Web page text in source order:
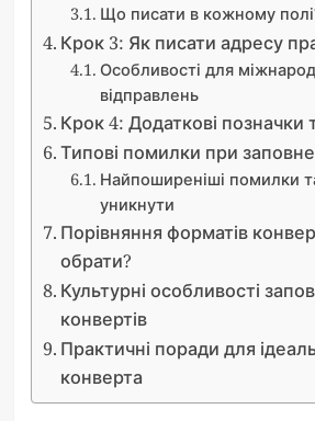
Що писати в кожному
Крок 3: Як писати адресу
Особливості для
відправлень
Крок 4: Додаткові позначки
Типові помилки при
Найпоширеніші помилки
уникнути
Порівняння форматів
обрати?
Культурні особливості
конвертів
Практичні поради для
конверта